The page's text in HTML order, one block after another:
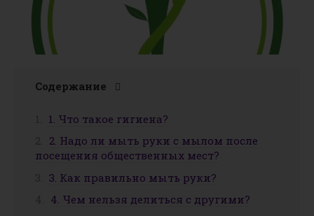
Содержание
1. Что такое гигиена?
2. Надо ли мыть руки с мылом после
посещения общественных мест?
3. Как правильно мыть руки?
4. Чем нельзя делиться с другими?